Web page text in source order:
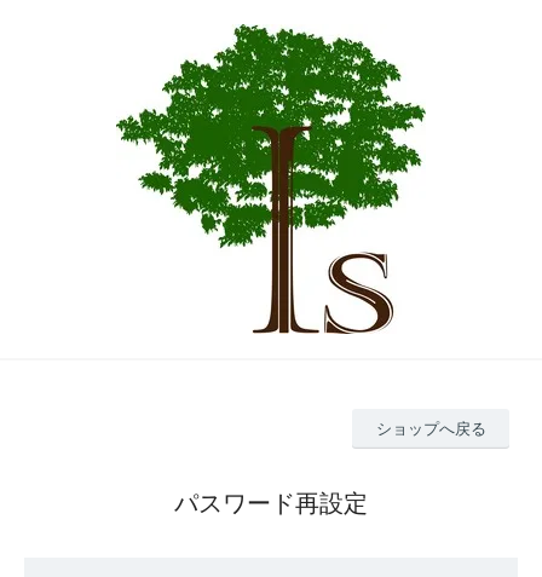
ショップへ戻る
パスワード再設定